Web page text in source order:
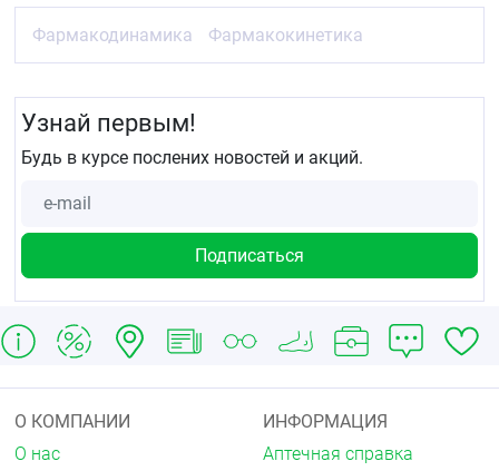
Фармакодинамика Фармакокинетика
Узнай первым!
Будь в курсе послених новостей и акций.
О КОМПАНИИ
О нас
ИНФОРМАЦИЯ
Аптечная справка